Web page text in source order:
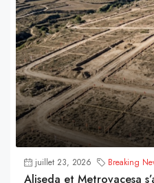
juillet 23, 2026 Breaking
Aliseda et Metrovacesa